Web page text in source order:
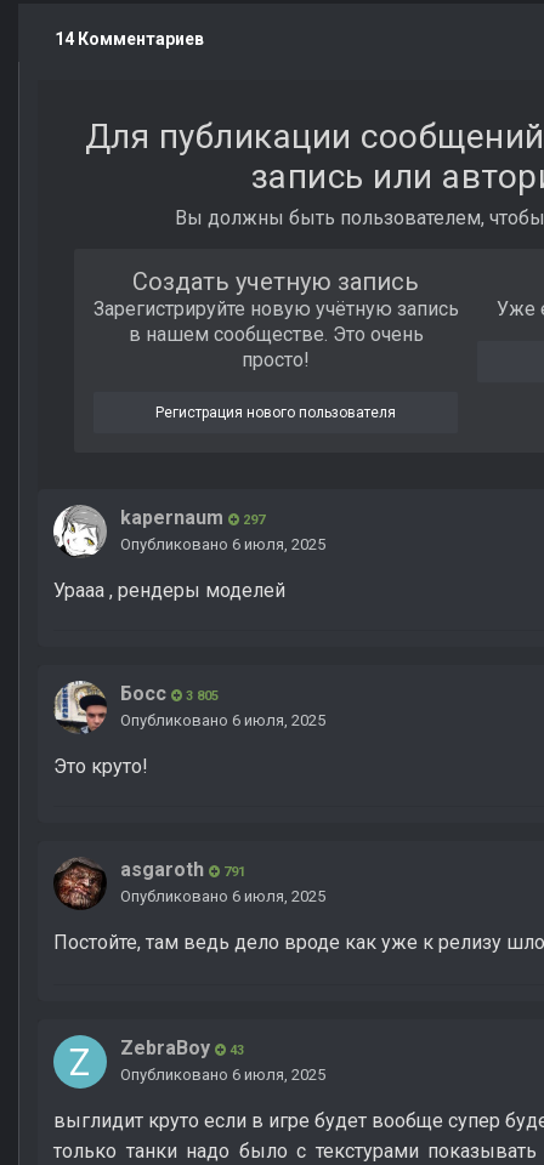
14 Комментариев
Для публикации
запись или
Вы должны быть пользователем,
Создать учетную запись
Зарегистрируйте новую учётную запись
в нашем сообществе. Это очень
просто!
Регистрация нового пользователя
Уже
kapernaum 297
Опубликовано 6 июля, 2025
Урааа , рендеры моделей
Босс 3 805
Опубликовано 6 июля, 2025
Это круто!
asgaroth 791
Опубликовано 6 июля, 2025
Постойте, там ведь дело вроде как уже к релизу
ZebraBoy 43
Опубликовано 6 июля, 2025
выглидит круто если в игре будет вообще супер
только танки надо было с текстурами